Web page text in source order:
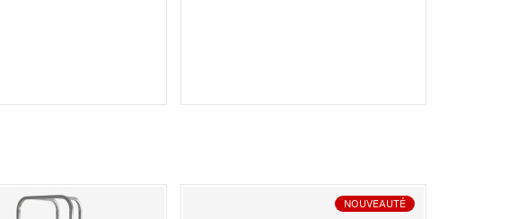
NOUVEAUTÉ